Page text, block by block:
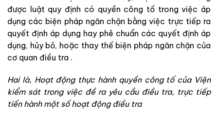
được
luật quy định có quyền công tố trong việc áp
dụng các biện pháp ngăn chặn bằngviệc trực tiếp ra
quyết định áp dụng hay phê chuẩn các quyết định áp
dụng, hủy bỏ, hoặc thay thế biện pháp ngăn chặn của
cơ quan điều tra .
Hai là, Hoạt động thực hành quyền công tố của Viện
kiểm sát trong việc đề ra yêu cầu điều tra, trực tiếp
tiến hành một sốhoạt độngđiều tra